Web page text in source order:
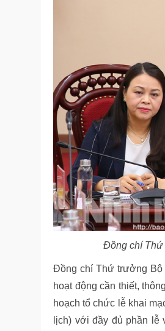
Đồng chí Thứ
Đồng chí Thứ trưởng Bộ
hoạt động cần thiết,
hoạch tổ chức lễ khai
lịch) với đầy đủ phần lễ